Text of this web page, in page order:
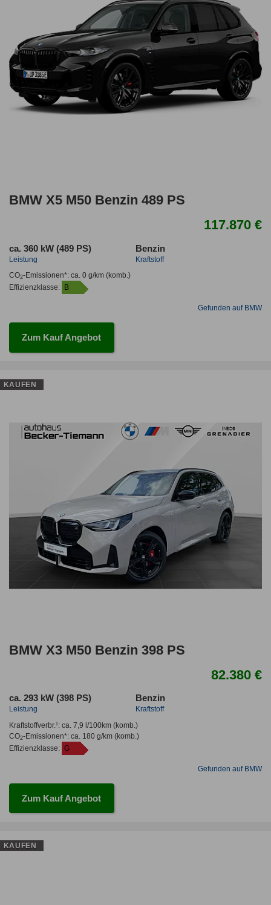
BMW X5 M50 Benzin 489 PS
117.870 €
ca. 360 kW (489 PS)
Leistung
Benzin
Kraftstoff
CO2-Emissionen*: ca. 0 g/km(komb.)
Effizienzklasse:
B
Gefunden auf BMW
Zum Kauf Angebot
BMW X3 M50 Benzin 398 PS
82.380 €
ca. 293 kW (398 PS)
Leistung
Benzin
Kraftstoff
Kraftstoffverbr.¹: ca. 7,9 l/100km(komb.)
CO2-Emissionen*: ca. 180 g/km(komb.)
Effizienzklasse: G
Gefunden auf BMW
Zum Kauf Angebot
KAUFEN
KAUFEN